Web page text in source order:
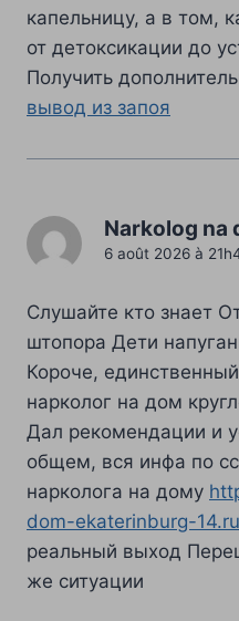
капельницу, а в том,
от детоксикации до
Получить
вывод из запоя
Narkolog na
6 août 2026 à
Слушайте кто знает
штопора Дети
Короче,
нарколог на дом
Дал рекомендации и
общем, вся инфа по
нарколога на дому
dom-ekaterinburg-14.ru
реальный выход
же ситуации